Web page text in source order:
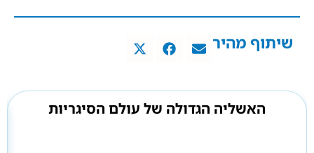
שיתוף מהיר
האשליה הגדולה של עולם הסיגריות